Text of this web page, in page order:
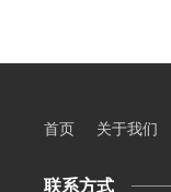
首页 关于我们
联系方式